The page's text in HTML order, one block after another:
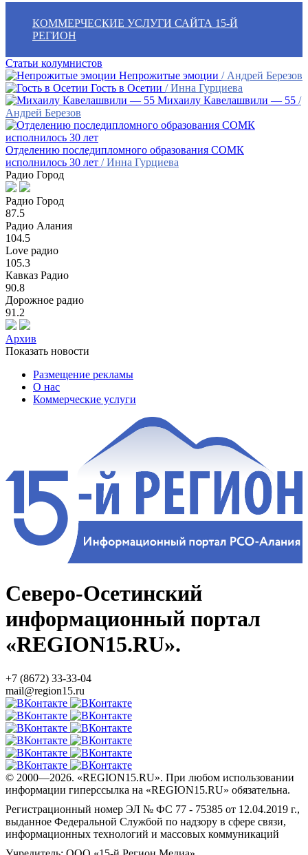
КОММЕРЧЕСКИЕ УСЛУГИ САЙТА 15-Й
РЕГИОН
Статьи колумнистов
Непрожитые эмоции / Андрей Березов
Гость в Осетии / Инна Гурциева
Михаилу Кавелашвили — 55 /
Андрей Березов
Отделению последипломного образования СОМК
исполнилось 30 лет / Инна Гурциева
Радио Город
Радио Город
87.5
Радио Алания
104.5
Love радио
105.3
Кавказ Радио
90.8
Дорожное радио
91.2
Архив
Показать новости
Размещение рекламы
О нас
Коммерческие услуги
Северо-Осетинский
информационный портал
«REGION15.RU».
+7 (8672) 33-33-04
mail@region15.ru
© 2000—2026. «REGION15.RU». При любом использовании
информации гиперссылка на «REGION15.RU» обязательна.
Регистрационный номер ЭЛ № ФС 77 - 75385 от 12.04.2019 г.,
выданное Федеральной Службой по надзору в сфере связи,
информационных технологий и массовых коммуникаций